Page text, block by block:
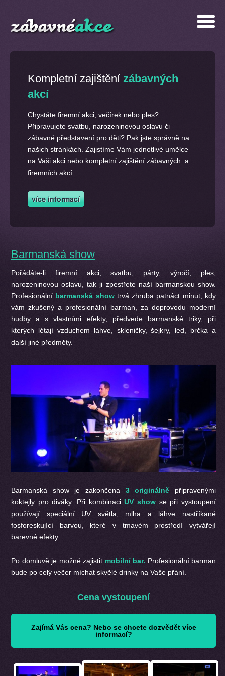
Kompletní zajištění zábavných
akcí
Chystáte firemní akci, večírek nebo ples?
Připravujete svatbu, narozeninovou oslavu či
zábavné představení pro děti? Pak jste správně na
našich stránkách. Zajistíme Vám jednotlivé umělce
na Vaši akci nebo kompletní zajištění zábavných a
firemních akcí.
Barmanská show
Pořádáte-li firemní akci, svatbu, párty, výročí, ples,
narozeninovou oslavu, tak ji zpestřete naší barmanskou show.
Profesionální barmanská showtrvá zhruba patnáct minut, kdy
vám zkušený a profesionální barman, za doprovodu moderní
hudby a s vlastními efekty, předvede barmanské triky, při
kterých létají vzduchem láhve, skleničky, šejkry, led, brčka a
další jiné předměty.
Barmanská show je zakončena 3 originálně připravenými
koktejly pro diváky. Při kombinaciUV show se při vystoupení
používají speciální UV světla, mlha a láhve nastříkané
fosforeskující barvou, které v tmavém prostředí vytvářejí
barevné efekty.
Po domluvě je možné zajistit mobilní bar. Profesionální barman
bude po celý večer míchat skvělé drinky na Vaše přání.
Cena vystoupení
Zajímá Vás cena? Nebo se chcete dozvědět více
informací?